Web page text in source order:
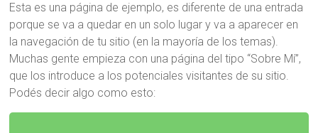
Esta es una página de ejemplo, es diferente de una entrada
porque se va a quedar en un solo lugar y va a aparecer en
la navegación de tu sitio (en la mayoría de los temas).
Muchas gente empieza con una página del tipo “Sobre Mí”,
que los introduce a los potenciales visitantes de su sitio.
Podés decir algo como esto: